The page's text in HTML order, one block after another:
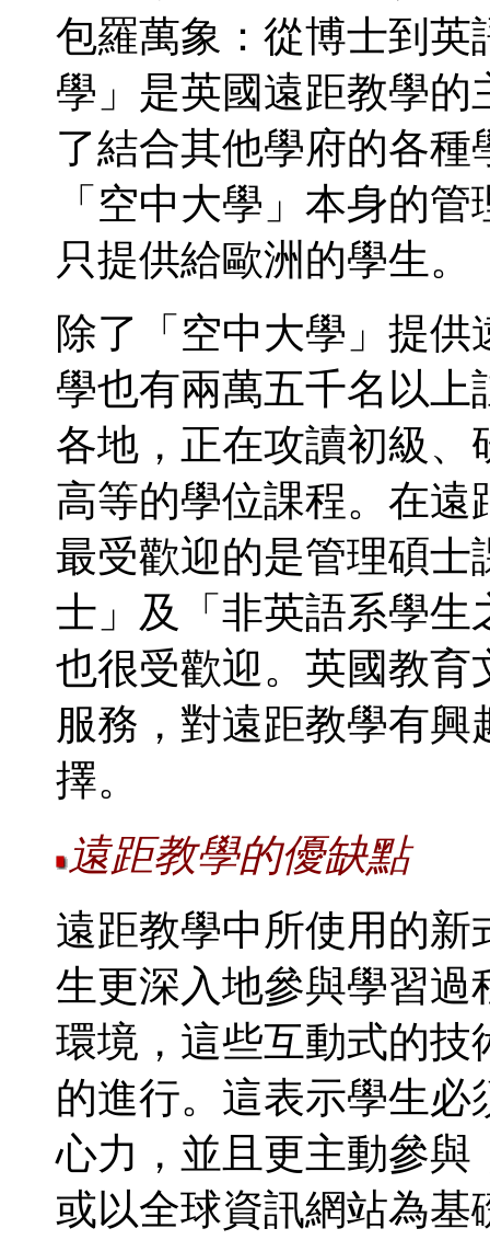
包羅萬象：從博士到英
學」是英國遠距教學
了結合其他學府的各
「空中大學」本身的
只提供給歐洲的學生。
除了「空中大學」提
學也有兩萬五千名以
各地，正在攻讀初級
高等的學位課程。在
最受歡迎的是管理碩士
士」及「非英語系學生
也很受歡迎。英國教育
服務，對遠距教學有
擇。
遠距教學的優缺點
遠距教學中所使用的
生更深入地參與學習過
環境，這些互動式的技
的進行。這表示學生
心力，並且更主動參與
或以全球資訊網站為基